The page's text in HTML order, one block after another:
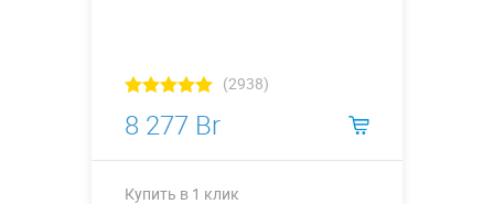
(2938)
8 277 Br
Купить в 1 клик